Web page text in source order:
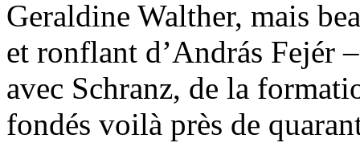
Geraldine Walther, mais
et ronflant d’András Fejér
avec Schranz, de la
fondés voilà près de